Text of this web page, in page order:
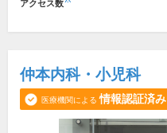
アクセス数
仲本内科・小児科
医療機関による 情報認証済み